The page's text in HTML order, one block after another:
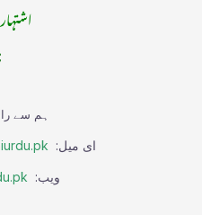
ہم سے
ای میل:
ویب: